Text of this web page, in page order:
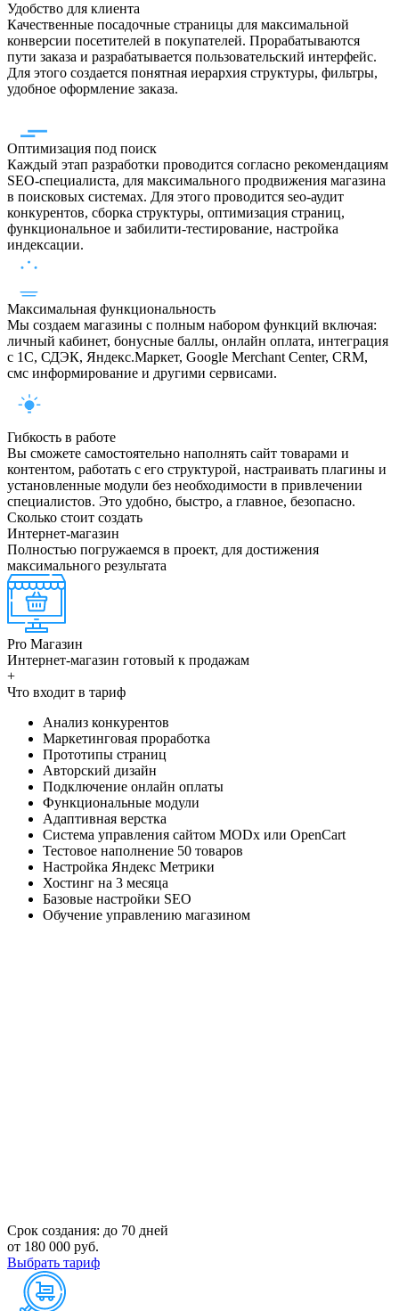
Удобство для клиента
Качественные посадочные страницы для максимальной
конверсии посетителей в покупателей. Прорабатываются
пути заказа и разрабатывается пользовательский интерфейс.
Для этого создается понятная иерархия структуры, фильтры,
удобное оформление заказа.
Оптимизация под поиск
Каждый этап разработки проводится согласно рекомендациям
SEO-специалиста, для максимального продвижения магазина
в поисковых системах. Для этого проводится seo-аудит
конкурентов, сборка структуры, оптимизация страниц,
функциональное и забилити-тестирование, настройка
индексации.
Максимальная функциональность
Мы создаем магазины с полным набором функций включая:
личный кабинет, бонусные баллы, онлайн оплата, интеграция
с 1С, СДЭК, Яндекс.Маркет, Google Merchant Center, CRM,
смс информирование и другими сервисами.
Гибкость в работе
Вы сможете самостоятельно наполнять сайт товарами и
контентом, работать с его структурой, настраивать плагины и
установленные модули без необходимости в привлечении
специалистов. Это удобно, быстро, а главное, безопасно.
Сколько стоит создать
Интернет-магазин
Полностью погружаемся в проект, для достижения
максимального результата
Pro Магазин
Интернет-магазин готовый к продажам
+
Что входит в тариф
Анализ конкурентов
Маркетинговая проработка
Прототипы страниц
Авторский дизайн
Подключение онлайн оплаты
Функциональные модули
Адаптивная верстка
Система управления сайтом MODx или OpenCart
Тестовое наполнение 50 товаров
Настройка Яндекс Метрики
Хостинг на 3 месяца
Базовые настройки SEO
Обучение управлению магазином
Срок создания: до 70 дней
от 180 000 руб.
Выбрать тариф